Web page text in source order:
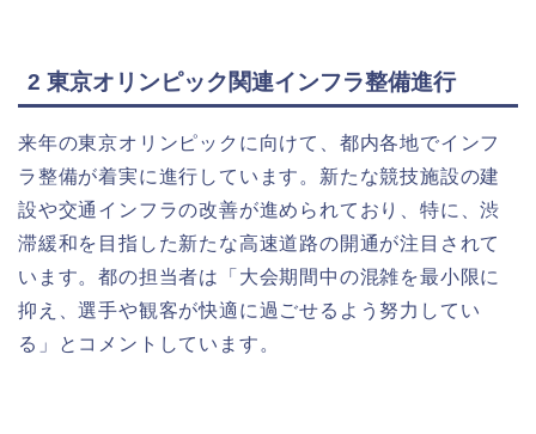
2 東京オリンピック関連インフラ整備進行
来年の東京オリンピックに向けて、都内各地でインフ
ラ整備が着実に進行しています。新たな競技施設の建
設や交通インフラの改善が進められており、特に、渋
滞緩和を目指した新たな高速道路の開通が注目されて
います。都の担当者は「大会期間中の混雑を最小限に
抑え、選手や観客が快適に過ごせるよう努力してい
る」とコメントしています。